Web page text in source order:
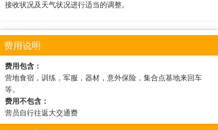
接收状况及天气状况进行适当的调整。
费用说明
费用包含：
营地食宿，训练，军服，器材，意外保险，集合点基地来回车
等。
费用不包含：
营员自行往返大交通费